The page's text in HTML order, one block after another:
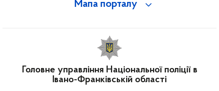
Мапа порталу
Головне управління Національної поліції в
Івано-Франківській області